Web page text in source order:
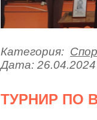
Категория:
Дата: 26.04.2024
ТУРНИР ПО